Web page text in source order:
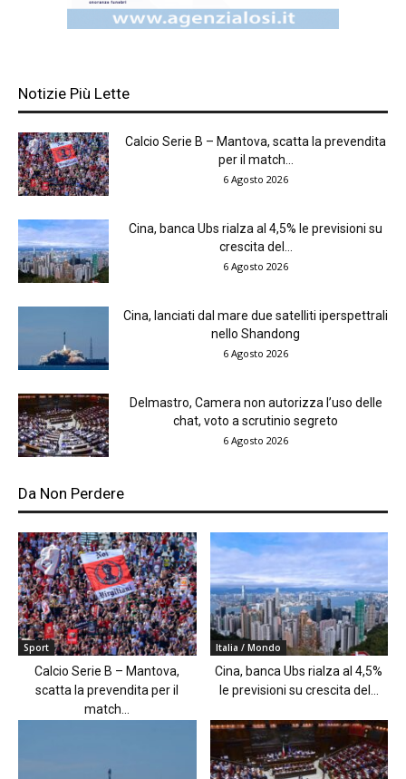
Notizie Più Lette
Calcio Serie B – Mantova, scatta la prevendita
per il match...
6 Agosto 2026
Cina, banca Ubs rialza al 4,5% le previsioni su
crescita del...
6 Agosto 2026
Cina, lanciati dal mare due satelliti iperspettrali
nello Shandong
6 Agosto 2026
Delmastro, Camera non autorizza l’uso delle
chat, voto a scrutinio segreto
6 Agosto 2026
Da Non Perdere
Sport
Calcio Serie B – Mantova,
scatta la prevendita per il
match...
Italia / Mondo
Cina, banca Ubs rialza al 4,5%
le previsioni su crescita del...